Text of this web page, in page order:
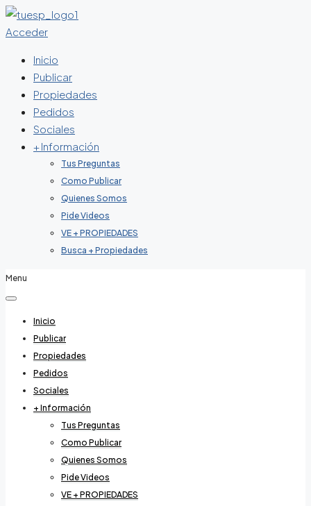
Acceder
Inicio
Publicar
Propiedades
Pedidos
Sociales
+ Información
Tus Preguntas
Como Publicar
Quienes Somos
Pide Videos
VE + PROPIEDADES
Busca + Propiedades
Menu
Inicio
Publicar
Propiedades
Pedidos
Sociales
+ Información
Tus Preguntas
Como Publicar
Quienes Somos
Pide Videos
VE + PROPIEDADES